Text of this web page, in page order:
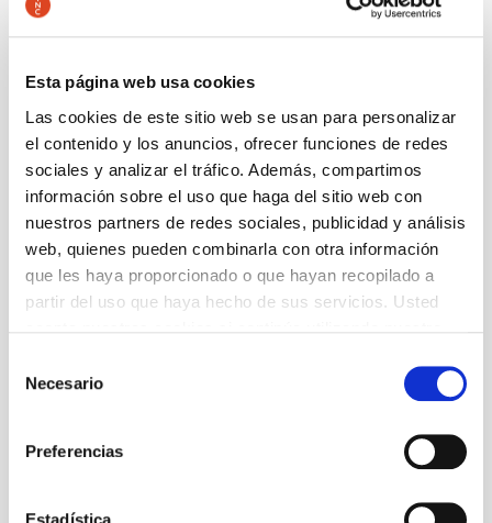
Esta página web usa cookies
Las cookies de este sitio web se usan para personalizar
el contenido y los anuncios, ofrecer funciones de redes
sociales y analizar el tráfico. Además, compartimos
información sobre el uso que haga del sitio web con
nuestros partners de redes sociales, publicidad y análisis
web, quienes pueden combinarla con otra información
que les haya proporcionado o que hayan recopilado a
partir del uso que haya hecho de sus servicios. Usted
Necesario
Preferencias
Dramatúrgia
Piotr Gruszczyński
Amb
Mariusz Bonaszewski, Magdalena Cielecka,
Andrzej Chyra, Ewa Dałkowska, Bartosz Gelner,
Małgorzata Hajewska-Krzysztofik, Jadwiga
Jankowska-Cieślak, Maja Komorowska, Hiroaki
Murakami, Maja Ostaszewska, Ewelina